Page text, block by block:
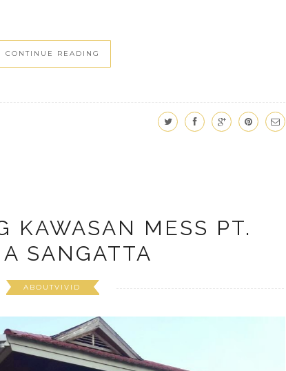
PT PAMA (link), Vivid menempuh jalan udara
KAWASAN MESS PT.
SANGATTA